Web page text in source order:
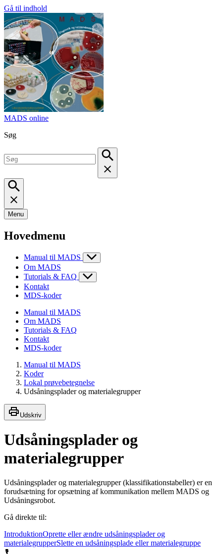
Gå til indhold
MADS online
Søg
Menu
Hovedmenu
Manual til MADS
Om MADS
Tutorials & FAQ
Kontakt
MDS-koder
Manual til MADS
Om MADS
Tutorials & FAQ
Kontakt
MDS-koder
Manual til MADS
Koder
Lokal prøvebetegnelse
Udsåningsplader og materialegrupper
Udskriv
Udsåningsplader og
materialegrupper
Udsåningsplader og materialegrupper (klassifikationstabeller) er en
forudsætning for opsætning af kommunikation mellem MADS og
Udsåningsrobot.
Gå direkte til:
IntroduktionOprette eller ændre udsåningsplader og
materialegrupperSlette en udsåningsplade eller materialegruppe